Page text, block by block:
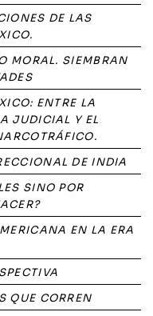
DE LAS
MORAL. SIEMBRAN
ENTRE LA
JUDICIAL Y EL
DE INDIA
SINO POR
EN LA ERA
QUE CORREN